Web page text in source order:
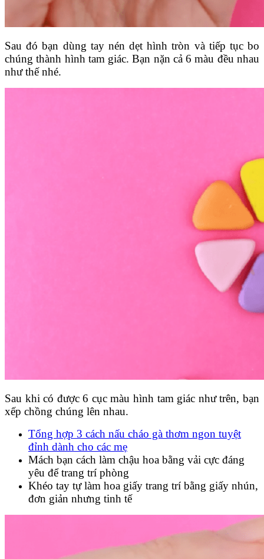
Sau đó bạn dùng tay nén dẹt hình tròn và tiếp tục bo
chúng thành hình tam giác. Bạn nặn cả 6 màu đều nhau
như thế nhé.
Sau khi có được 6 cục màu hình tam giác như trên, bạn
xếp chồng chúng lên nhau.
Tổng hợp 3 cách nấu cháo gà thơm ngon tuyệt
đỉnh dành cho các mẹ
Mách bạn cách làm chậu hoa bằng vải cực đáng
yêu để trang trí phòng
Khéo tay tự làm hoa giấy trang trí bằng giấy nhún,
đơn giản nhưng tinh tế